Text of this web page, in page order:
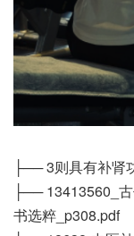
├── 3则具有补肾
├── 13413560_
书选粹_p308.pdf